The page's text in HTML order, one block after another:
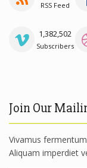
RSS Feed
1,382,502
Subscribers
Join Our
Vivamus
Aliquam imperdiet